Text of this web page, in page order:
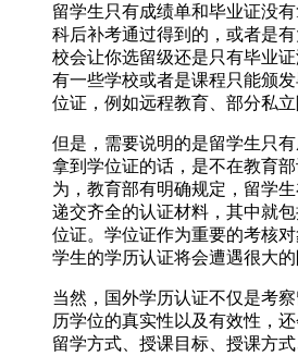
留学生只有成绩单和毕业证没
科后补考通过得到的，或者是
校会让你选留级还是只有毕业
有一些学校或者是课程只能颁
位证，例如远程教育、部分私立
但是，需要说明的是留学生只
拿到学位证的话，是不在教育
为，教育部有明确规定，留学
递交齐全的认证材料，其中就
位证。学位证作为重要的考核
学生的学历认证将会遭遇很大的
当然，国外学历认证不仅是考
历学位的真实性以及有效性，
留学方式、授课目标、授课方